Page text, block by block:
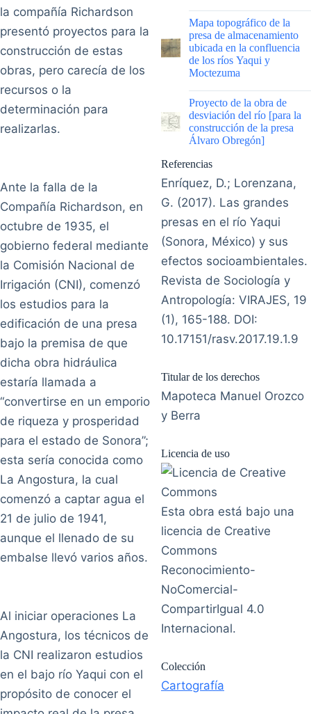
la compañía Richardson
presentó proyectos para la
construcción de estas
obras, pero carecía de los
recursos o la
determinación para
realizarlas.
Ante la falla de la
Compañía Richardson, en
octubre de 1935, el
gobierno federal mediante
la Comisión Nacional de
Irrigación (CNI), comenzó
los estudios para la
edificación de una presa
bajo la premisa de que
dicha obra hidráulica
estaría llamada a
“convertirse en un emporio
de riqueza y prosperidad
para el estado de Sonora”;
esta sería conocida como
La Angostura, la cual
comenzó a captar agua el
21 de julio de 1941,
aunque el llenado de su
embalse llevó varios años.
Al iniciar operaciones La
Angostura, los técnicos de
la CNI realizaron estudios
en el bajo río Yaqui con el
propósito de conocer el
|
Mapa topográfico de la
presa de almacenamiento
ubicada en la confluencia
de los ríos Yaqui y
Moctezuma
|
Proyecto de la obra de
desviación del río [para la
construcción de la presa
Álvaro Obregón]
Referencias
Enríquez, D.; Lorenzana,
G. (2017). Las grandes
presas en el río Yaqui
(Sonora, México) y sus
efectos socioambientales.
Revista de Sociología y
Antropología: VIRAJES, 19
(1), 165-188. DOI:
10.17151/rasv.2017.19.1.9
Titular de los derechos
Mapoteca Manuel Orozco
y Berra
Licencia de uso
Esta obra está bajo una
licencia de Creative
Commons
Reconocimiento-
NoComercial-
CompartirIgual 4.0
Internacional.
Colección
Cartografía